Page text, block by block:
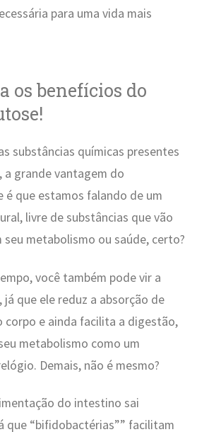
para uma vida mais
os benefícios do
substâncias químicas presentes
a grande vantagem do
é que estamos falando de um
livre de substâncias que vão
metabolismo ou saúde, certo?
você também pode vir a
já que ele reduz a absorção de
corpo e ainda facilita a digestão,
metabolismo como um
Demais, não é mesmo?
do intestino sai
que “bifidobactérias”” facilitam